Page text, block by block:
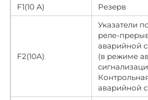
F1(10 А)
Резерв
F2(10A)
Указатели
реле-
аварийной
(в режиме
аварийной